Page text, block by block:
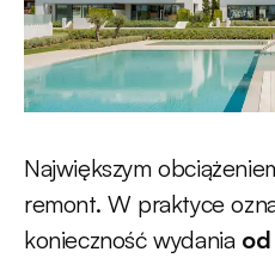
Największym
remont. W praktyce
konieczność wydania